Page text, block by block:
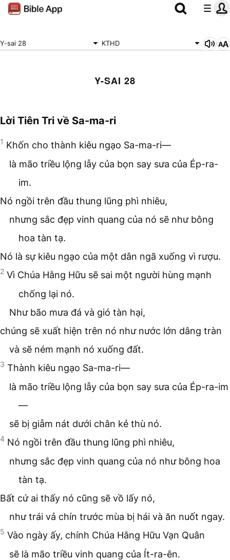
Y-sai 28 KTHD
Y-SAI 28
Lời Tiên Tri về Sa-ma-ri
1 Khốn cho thành kiêu ngạo Sa-ma-ri—
là mão triều lộng lẫy của bọn say sưa của Ép-ra-
im.
Nó ngồi trên đầu thung lũng phì nhiêu,
nhưng sắc đẹp vinh quang của nó sẽ như bông
hoa tàn tạ.
Nó là sự kiêu ngạo của một dân ngã xuống vì rượu.
2 Vì Chúa Hằng Hữu sẽ sai một người hùng mạnh
chống lại nó.
Như bão mưa đá và gió tàn hại,
chúng sẽ xuất hiện trên nó như nước lớn dâng tràn
và sẽ ném mạnh nó xuống đất.
3 Thành kiêu ngạo Sa-ma-ri—
là mão triều lộng lẫy của bọn say sưa của Ép-ra-im
—
sẽ bị giẫm nát dưới chân kẻ thù nó.
4 Nó ngồi trên đầu thung lũng phì nhiêu,
nhưng sắc đẹp vinh quang của nó như bông hoa
tàn tạ.
Bất cứ ai thấy nó cũng sẽ vồ lấy nó,
như trái vả chín trước mùa bị hái và ăn nuốt ngay.
5 Vào ngày ấy, chính Chúa Hằng Hữu Vạn Quân
sẽ là mão triều vinh quang của Ít-ra-ên.